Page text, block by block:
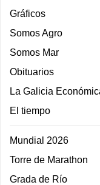
Gráficos
Somos Agro
Somos Mar
Obituarios
La Galicia
El tiempo
Mundial 2026
Torre de Marathon
Grada de Río